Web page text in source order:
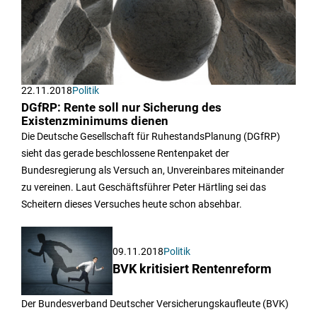
22.11.2018Politik
DGfRP: Rente soll nur Sicherung des
Existenzminimums dienen
Die Deutsche Gesellschaft für RuhestandsPlanung (DGfRP)
sieht das gerade beschlossene Rentenpaket der
Bundesregierung als Versuch an, Unvereinbares miteinander
zu vereinen. Laut Geschäftsführer Peter Härtling sei das
Scheitern dieses Versuches heute schon absehbar.
09.11.2018Politik
BVK kritisiert Rentenreform
Der Bundesverband Deutscher Versicherungskaufleute (BVK)